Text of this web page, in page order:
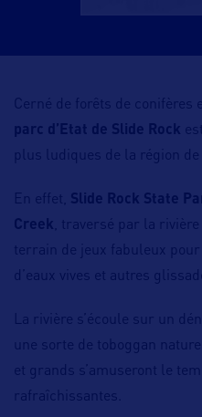
Cerné de forêts de conifères
parc d’Etat de Slide Rock
plus ludiques de la région de
En effet, Slide Rock State
Creek , traversé par la
terrain de jeux fabuleux
d’eaux vives et autres
La rivière s’écoule sur un
une sorte de toboggan
et grands s’amuseront le
rafraîchissantes.